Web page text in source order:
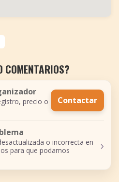
COMENTARIOS?
precio o
Contactar
o incorrecta en
para que podamos
›